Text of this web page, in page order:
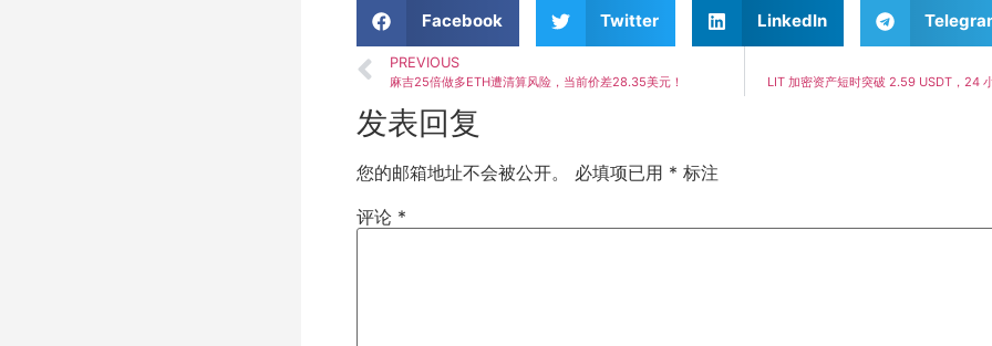
Facebook Twitter LinkedIn
PREVIOUS
麻吉25倍做多ETH遭清算风险，当前价差28.35美元！ LIT 加密资产短时突破 2.59 USDT，24
发表回复
您的邮箱地址不会被公开。 必填项已用 * 标注
评论 *